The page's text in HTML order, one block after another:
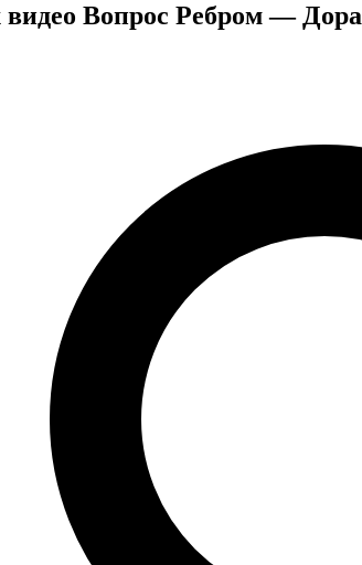
видео Вопрос Ребром — Дора